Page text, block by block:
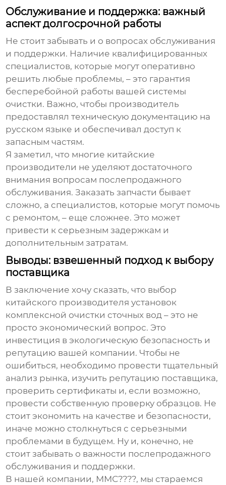
Обслуживание и поддержка: важный
аспект долгосрочной работы
Не стоит забывать и о вопросах обслуживания
и поддержки. Наличие квалифицированных
специалистов, которые могут оперативно
решить любые проблемы, – это гарантия
бесперебойной работы вашей системы
очистки. Важно, чтобы производитель
предоставлял техническую документацию на
русском языке и обеспечивал доступ к
запасным частям.
Я заметил, что многие китайские
производители не уделяют достаточного
внимания вопросам послепродажного
обслуживания. Заказать запчасти бывает
сложно, а специалистов, которые могут помочь
с ремонтом, – еще сложнее. Это может
привести к серьезным задержкам и
дополнительным затратам.
Выводы: взвешенный подход к выбору
поставщика
В заключение хочу сказать, что выбор
китайского производителя установок
комплексной очистки сточных вод – это не
просто экономический вопрос. Это
инвестиция в экологическую безопасность и
репутацию вашей компании. Чтобы не
ошибиться, необходимо провести тщательный
анализ рынка, изучить репутацию поставщика,
проверить сертификаты и, если возможно,
провести собственную проверку образцов. Не
стоит экономить на качестве и безопасности,
иначе можно столкнуться с серьезными
проблемами в будущем. Ну и, конечно, не
стоит забывать о важности послепродажного
обслуживания и поддержки.
В нашей компании, ММС????, мы стараемся